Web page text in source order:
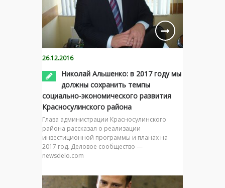
26.12.2016
Николай Альшенко: в 2017 году мы
должны сохранить темпы
социально-экономического развития
Красносулинского района
Глава администрации Красносулинского
района рассказал о реализации
инвестиционной программы и планах на
2017 год. Деловое сообщество —
newsdelo.com